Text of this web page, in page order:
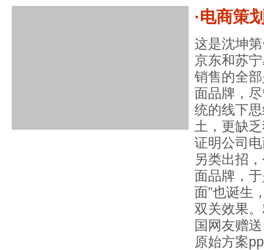
·电商策
这是沈坤
京东和苏
销售的全
面品牌，
统的线下
土，更缺
证明公司
另类出招
面品牌，
面”也诞生
双关效果
国网友赠
原始方案